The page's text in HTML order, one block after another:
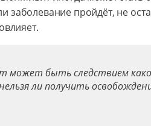
заболевание пройдёт, не
может быть следствием
ли получить